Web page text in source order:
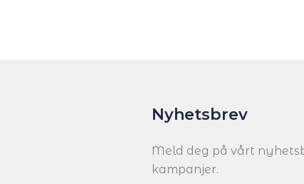
Nyhetsbrev
Meld deg på vårt
kampanjer.